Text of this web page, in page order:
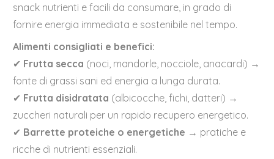
snack nutrienti e facili da consumare, in grado di
fornire energia immediata e sostenibile nel tempo.
Alimenti consigliati e benefici:
✔ Frutta secca (noci, mandorle, nocciole, anacardi) →
fonte di grassi sani ed energia a lunga durata.
✔ Frutta disidratata (albicocche, fichi, datteri) →
zuccheri naturali per un rapido recupero energetico.
✔ Barrette proteiche o energetiche → pratiche e
ricche di nutrienti essenziali.